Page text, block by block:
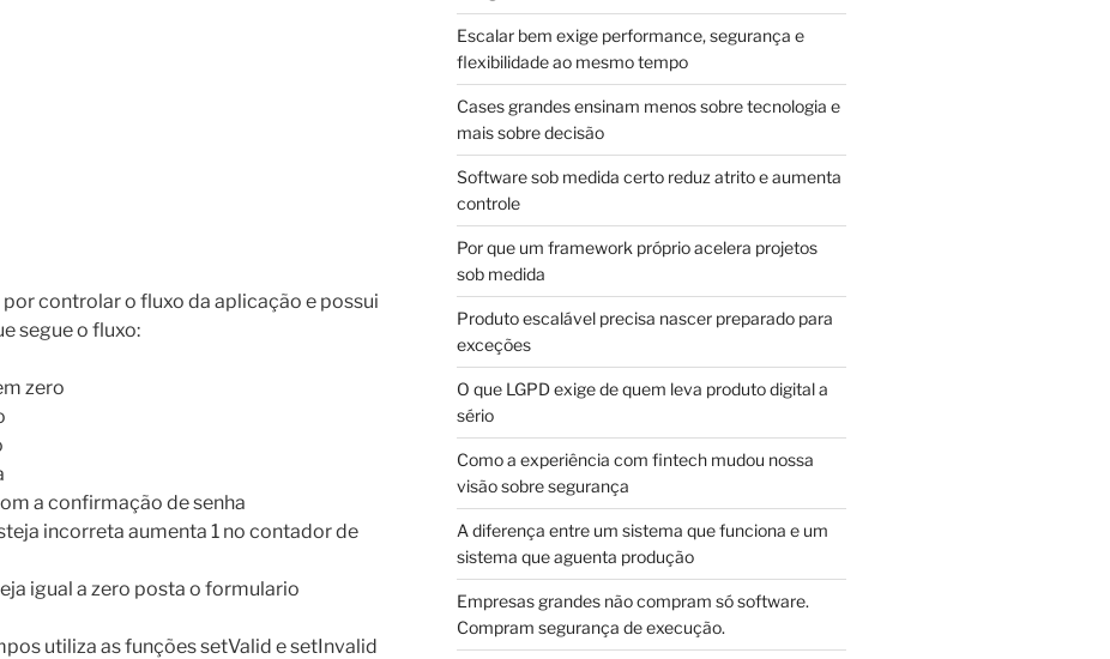
por controlar o fluxo da aplicação e possui
segue o fluxo:
zero
a confirmação de senha
incorreta aumenta 1 no contador de
igual a zero posta o formulario
utiliza as funções setValid e setInvalid
Escalar bem exige performance, segurança e
flexibilidade ao mesmo tempo
Cases grandes ensinam menos sobre tecnologia e
mais sobre decisão
Software sob medida certo reduz atrito e aumenta
controle
Por que um framework próprio acelera projetos
sob medida
Produto escalável precisa nascer preparado para
exceções
O que LGPD exige de quem leva produto digital a
sério
Como a experiência com fintech mudou nossa
visão sobre segurança
A diferença entre um sistema que funciona e um
sistema que aguenta produção
Empresas grandes não compram só software.
Compram segurança de execução.